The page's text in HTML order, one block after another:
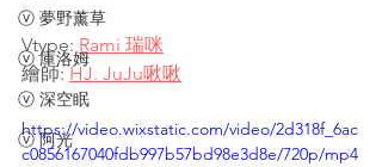
ⓥ 夢野薰草
ⓥ 庫洛姆
ⓥ 深空眠
ⓥ 阿光
Vtype: Rami 瑞咪
繪師: HJ. JuJu啾啾
https://video.wixstatic.com/video/2d318f_6ac
c0856167040fdb997b57bd98e3d8e/720p/mp4